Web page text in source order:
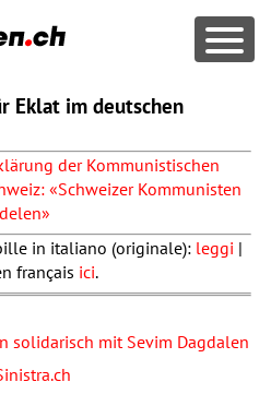
Eklat im deutschen
der Kommunistischen
«Schweizer Kommunisten
in italiano (originale): leggi |
français ici.
solidarisch mit Sevim Dagdalen